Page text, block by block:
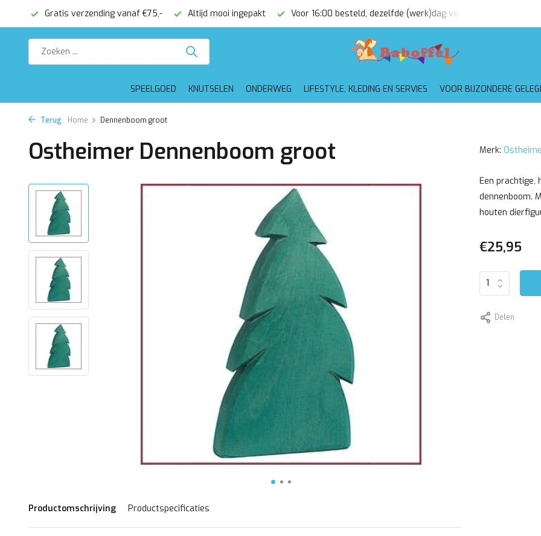
Gratis verzending vanaf €75,- Altijd mooi ingepakt Voor 16:00 besteld, dezelfde (werk)dag verzonden
SPEELGOED KNUTSELEN ONDERWEG LIFESTYLE, KLEDING EN SERVIES VOOR BIJZONDERE
Terug Home Dennenboom groot
Ostheimer Dennenboom groot
Productomschrijving Productspecificaties
Merk:
Een prachtige,
dennenboom.
houten
€25,95
Delen